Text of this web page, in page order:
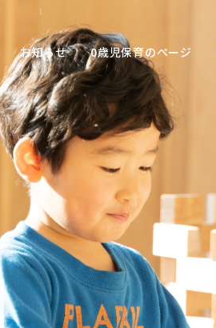
お知らせ 0歳児保育のページ